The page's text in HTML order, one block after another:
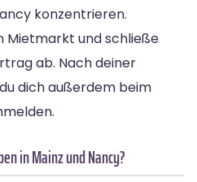
konzentrieren.
Mietmarkt und schließe
ab. Nach deiner
dich außerdem beim
in Mainz und Nancy?